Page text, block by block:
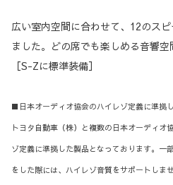
広い室内空間に合わせて、12のス
ました。どの席でも楽しめる音響空
［S-Zに標準装備］
■日本オーディオ協会のハイレゾ定義に準
トヨタ自動車（株）と複数の日本オーディオ
ゾ定義に準拠した製品となっております。一
をした際には、ハイレゾ音質をサポートしませ